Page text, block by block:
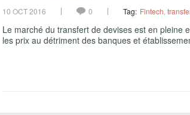
10 OCT 2016 0 Tag: Fintech
Le marché du transfert de devises est en pleine
les prix au détriment des banques et